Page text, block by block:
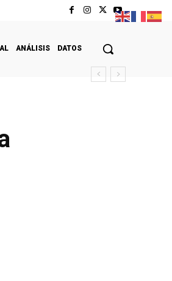
ANÁLISIS DATOS